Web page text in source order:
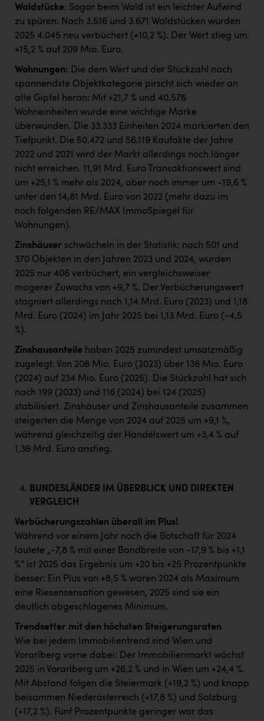
Waldstücke: Sogar beim Wald ist ein leichter Aufwind
zu spüren: Nach 3.516 und 3.671 Waldstücken wurden
2025 4.045 neu verbüchert (+10,2 %). Der Wert stieg um
+15,2 % auf 209 Mio. Euro.
Wohnungen: Die dem Wert und der Stückzahl nach
spannendste Objektkategorie pirscht sich wieder an
alte Gipfel heran: Mit +21,7 % und 40.576
Wohneinheiten wurde eine wichtige Marke
überwunden. Die 33.333 Einheiten 2024 markierten den
Tiefpunkt. Die 50.472 und 56.119 Kaufakte der Jahre
2022 und 2021 wird der Markt allerdings noch länger
nicht erreichen. 11,91 Mrd. Euro Transaktionswert sind
um +25,1 % mehr als 2024, aber noch immer um -19,6 %
unter den 14,81 Mrd. Euro von 2022 (mehr dazu im
noch folgenden RE/MAX ImmoSpiegel für
Wohnungen).
Zinshäuser schwächeln in der Statistik: nach 501 und
370 Objekten in den Jahren 2023 und 2024, wurden
2025 nur 406 verbüchert, ein vergleichsweiser
magerer Zuwachs von +9,7 %. Der Verbücherungswert
stagniert allerdings nach 1,14 Mrd. Euro (2023) und 1,18
Mrd. Euro (2024) im Jahr 2025 bei 1,13 Mrd. Euro (-4,5
%).
Zinshausanteile haben 2025 zumindest umsatzmäßig
zugelegt. Von 208 Mio. Euro (2023) über 136 Mio. Euro
(2024) auf 234 Mio. Euro (2025). Die Stückzahl hat sich
nach 199 (2023) und 116 (2024) bei 124 (2025)
stabilisiert. Zinshäuser und Zinshausanteile zusammen
steigerten die Menge von 2024 auf 2025 um +9,1 %,
während gleichzeitig der Handelswert um +3,4 % auf
1,36 Mrd. Euro anstieg.
BUNDESLÄNDER IM ÜBERBLICK UND DIREKTEN
VERGLEICH
Verbücherungszahlen überall im Plus!
Während vor einem Jahr noch die Botschaft für 2024
lautete „-7,8 % mit einer Bandbreite von -17,9 % bis +1,1
%“ ist 2025 das Ergebnis um +20 bis +25 Prozentpunkte
besser: Ein Plus von +8,5 % wären 2024 als Maximum
eine Riesensensation gewesen, 2025 sind sie ein
deutlich abgeschlagenes Minimum.
Trendsetter mit den höchsten Steigerungsraten
Wie bei jedem Immobilientrend sind Wien und
Vorarlberg vorne dabei: Der Immobilienmarkt wächst
2025 in Vorarlberg um +26,2 % und in Wien um +24,4 %.
Mit Abstand folgen die Steiermark (+19,2 %) und knapp
beisammen Niederösterreich (+17,8 %) und Salzburg
(+17,2 %). Fünf Prozentpunkte geringer war das